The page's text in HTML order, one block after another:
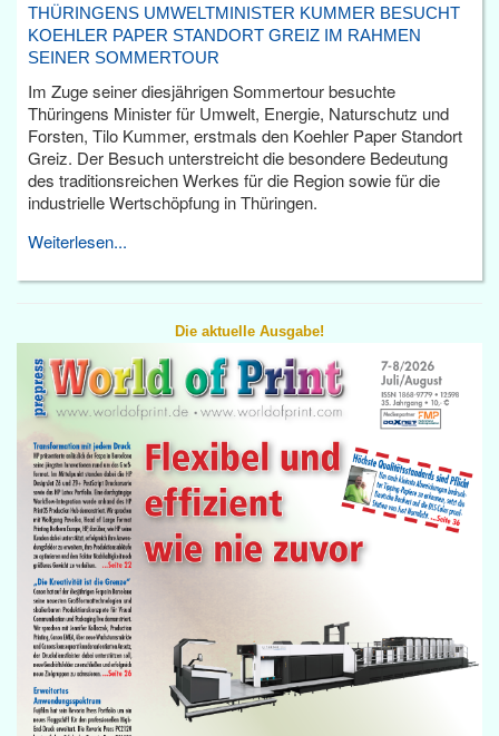
THÜRINGENS UMWELTMINISTER KUMMER BESUCHT
KOEHLER PAPER STANDORT GREIZ IM RAHMEN
SEINER SOMMERTOUR
Im Zuge seiner diesjährigen Sommertour besuchte
Thüringens Minister für Umwelt, Energie, Naturschutz und
Forsten, Tilo Kummer, erstmals den Koehler Paper Standort
Greiz. Der Besuch unterstreicht die besondere Bedeutung
des traditionsreichen Werkes für die Region sowie für die
industrielle Wertschöpfung in Thüringen.
Weiterlesen...
Die aktuelle Ausgabe!